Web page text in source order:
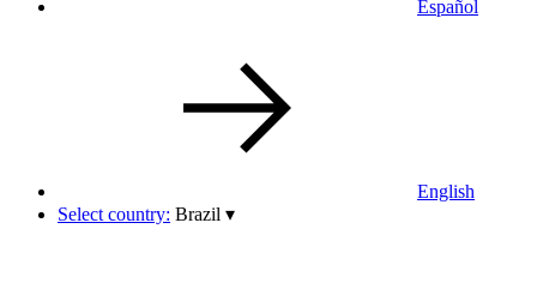
Español
English
Select country: Brazil ▾